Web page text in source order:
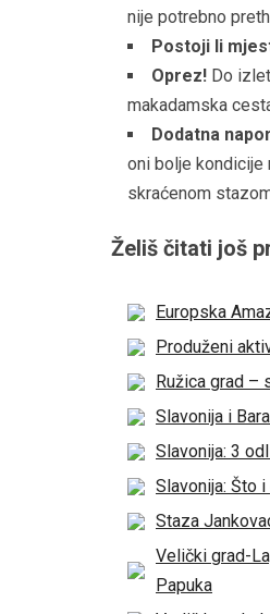
nije potrebno
Postoji li
Oprez! Do
makadamska
Dodatna
oni bolje kondicije
skraćenom
Želiš čitati još
Europska
Produženi
Ružica grad –
Slavonija i
Slavonija: 3
Slavonija: Što
Staza
Velički grad-
Papuka